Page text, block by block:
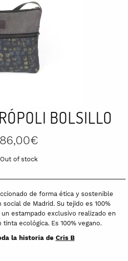
BOLSILLO
86,00€
Out of stock
de forma ética y sostenible
de Madrid. Su tejido es 100%
estampado exclusivo realizado en
ecológica. Es 100% vegano.
la historia de Cris B